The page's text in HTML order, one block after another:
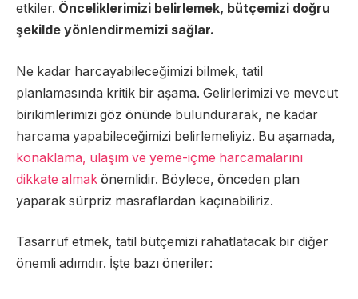
etkiler. Önceliklerimizi belirlemek, bütçemizi doğru
şekilde yönlendirmemizi sağlar.
Ne kadar harcayabileceğimizi bilmek, tatil
planlamasında kritik bir aşama. Gelirlerimizi ve mevcut
birikimlerimizi göz önünde bulundurarak, ne kadar
harcama yapabileceğimizi belirlemeliyiz. Bu aşamada,
konaklama, ulaşım ve yeme-içme harcamalarını
dikkate almak önemlidir. Böylece, önceden plan
yaparak sürpriz masraflardan kaçınabiliriz.
Tasarruf etmek, tatil bütçemizi rahatlatacak bir diğer
önemli adımdır. İşte bazı öneriler: